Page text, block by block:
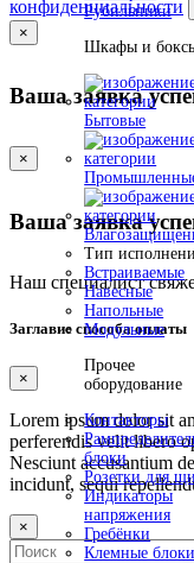
Рубильники
Шкафы и
Бытовые
Тип
Встраиваемые
Навесные
Напольные
Модульные
Прочее
оборудование
Контакторы
блоки
Розетки для
Индикаторы
напряжения
Гребёнки
Клемные блоки
конфиденциальности
×
Ваша заявка
×
Ваша заявка
Наш специалист
Заглавие способа оплаты
×
Lorem ipsum dolor sit
perferendis velit libero
Nesciunt accusantium
incidunt, sequi
×